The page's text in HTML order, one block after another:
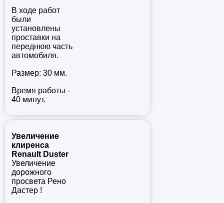
В ходе работ
были
установлены
проставки на
переднюю часть
автомобиля.
Размер: 30 мм.
Время работы -
40 минут.
Увеличение
клиренса
Renault Duster
Увеличение
дорожного
просвета Рено
Дастер !